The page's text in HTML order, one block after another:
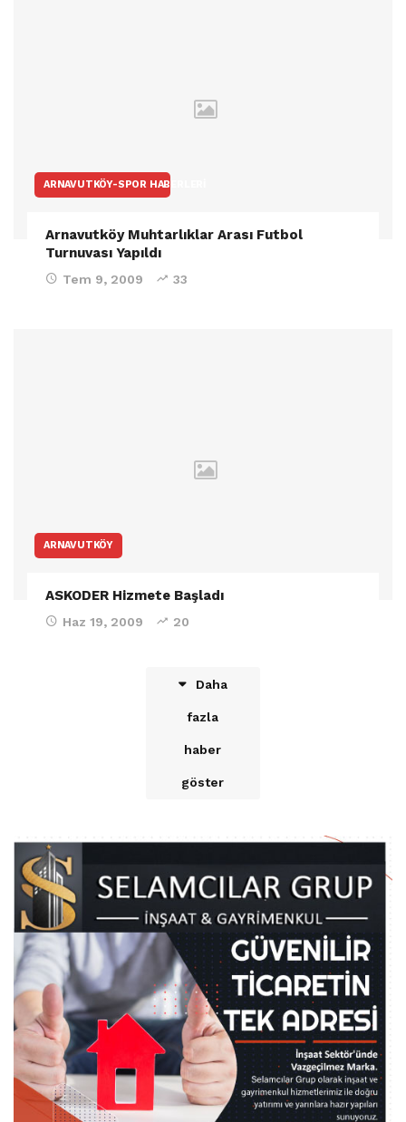
ARNAVUTKÖY-SPOR HABERLERI
Arnavutköy Muhtarlıklar Arası Futbol
Turnuvası Yapıldı
Tem 9, 2009 33
ARNAVUTKÖY
ASKODER Hizmete Başladı
Haz 19, 2009 20
Daha
fazla
haber
göster